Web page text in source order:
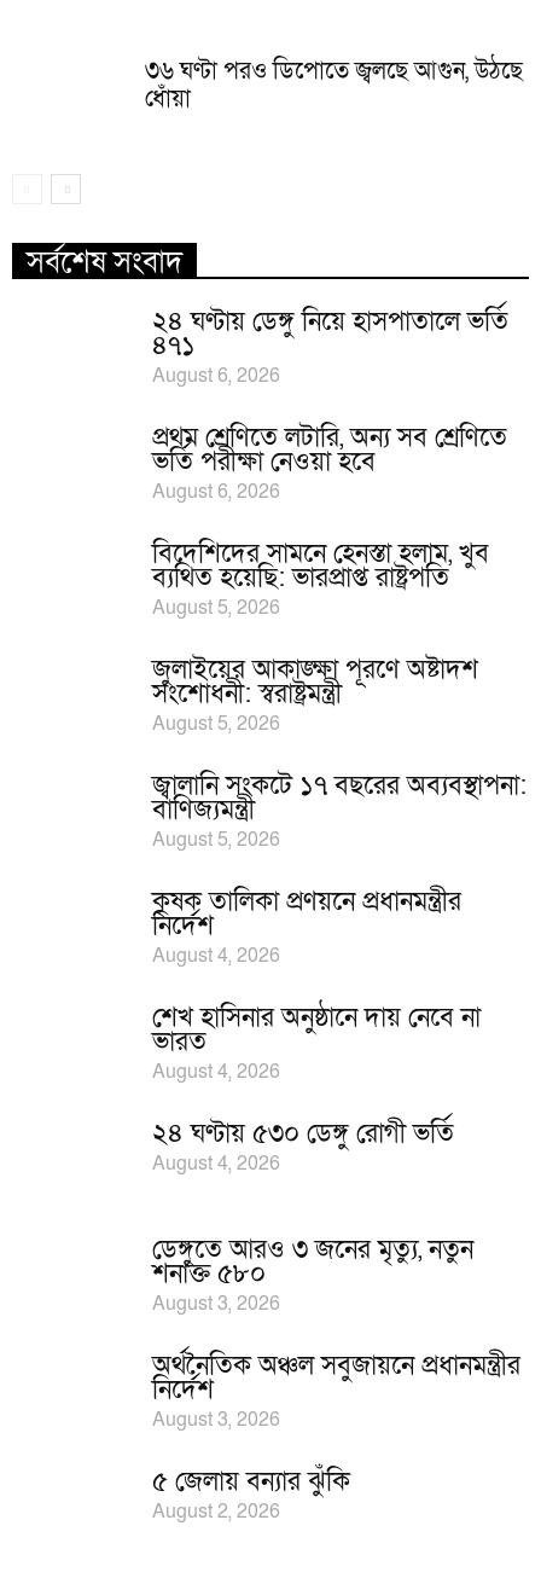
৩৬ ঘণ্টা পরও ডিপোতে জ্বলছে আগুন, উঠছে
ধোঁয়া
সর্বশেষ সংবাদ
২৪ ঘণ্টায় ডেঙ্গু নিয়ে হাসপাতালে ভর্তি
৪৭১
August 6, 2026
প্রথম শ্রেণিতে লটারি, অন্য সব শ্রেণিতে
ভর্তি পরীক্ষা নেওয়া হবে
August 6, 2026
বিদেশিদের সামনে হেনস্তা হলাম, খুব
ব্যথিত হয়েছি: ভারপ্রাপ্ত রাষ্ট্রপতি
August 5, 2026
জুলাইয়ের আকাঙ্ক্ষা পূরণে অষ্টাদশ
সংশোধনী: স্বরাষ্ট্রমন্ত্রী
August 5, 2026
জ্বালানি সংকটে ১৭ বছরের অব্যবস্থাপনা:
বাণিজ্যমন্ত্রী
August 5, 2026
কৃষক তালিকা প্রণয়নে প্রধানমন্ত্রীর
নির্দেশ
August 4, 2026
শেখ হাসিনার অনুষ্ঠানে দায় নেবে না
ভারত
August 4, 2026
২৪ ঘণ্টায় ৫৩০ ডেঙ্গু রোগী ভর্তি
August 4, 2026
ডেঙ্গুতে আরও ৩ জনের মৃত্যু, নতুন
শনাক্ত ৫৮০
August 3, 2026
অর্থনৈতিক অঞ্চল সবুজায়নে প্রধানমন্ত্রীর
নির্দেশ
August 3, 2026
৫ জেলায় বন্যার ঝুঁকি
August 2, 2026